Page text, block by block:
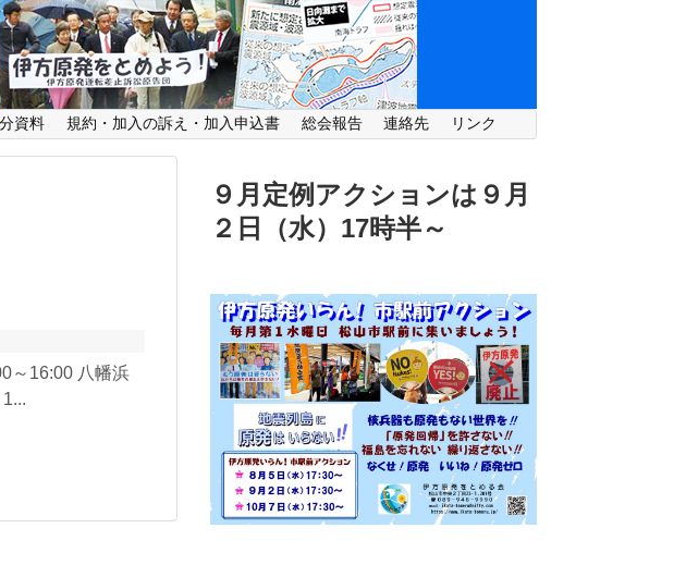
資料 規約・加入の訴え・加入申込書 総会報告 連絡先 リンク
～16:00 八幡浜
９月定例アクションは９月
２日（水） 17時半～